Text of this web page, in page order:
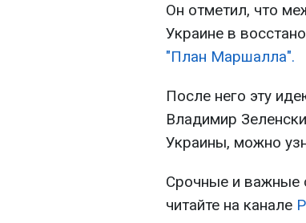
Он отметил, что
Украине в
"План Маршалла".
После него эту
Владимир
Украины, можно
Срочные и важные
читайте на канале